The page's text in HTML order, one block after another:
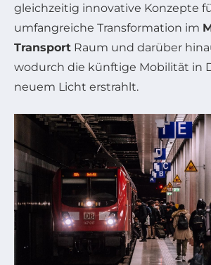
gleichzeitig innovative Konzepte
umfangreiche Transformation im
Transport Raum und darüber
wodurch die künftige Mobilität in
neuem Licht erstrahlt.